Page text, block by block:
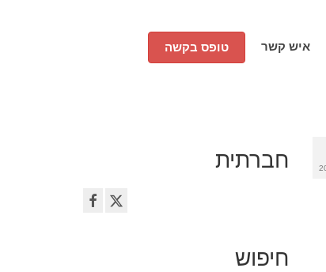
איש קשר טופס בקשה
חברתית
חיפוש